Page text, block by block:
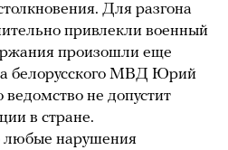
Для разгона
привлекли военный
произошли еще
белорусского МВД Юрий
ведомство не допустит
в стране.
любые нарушения